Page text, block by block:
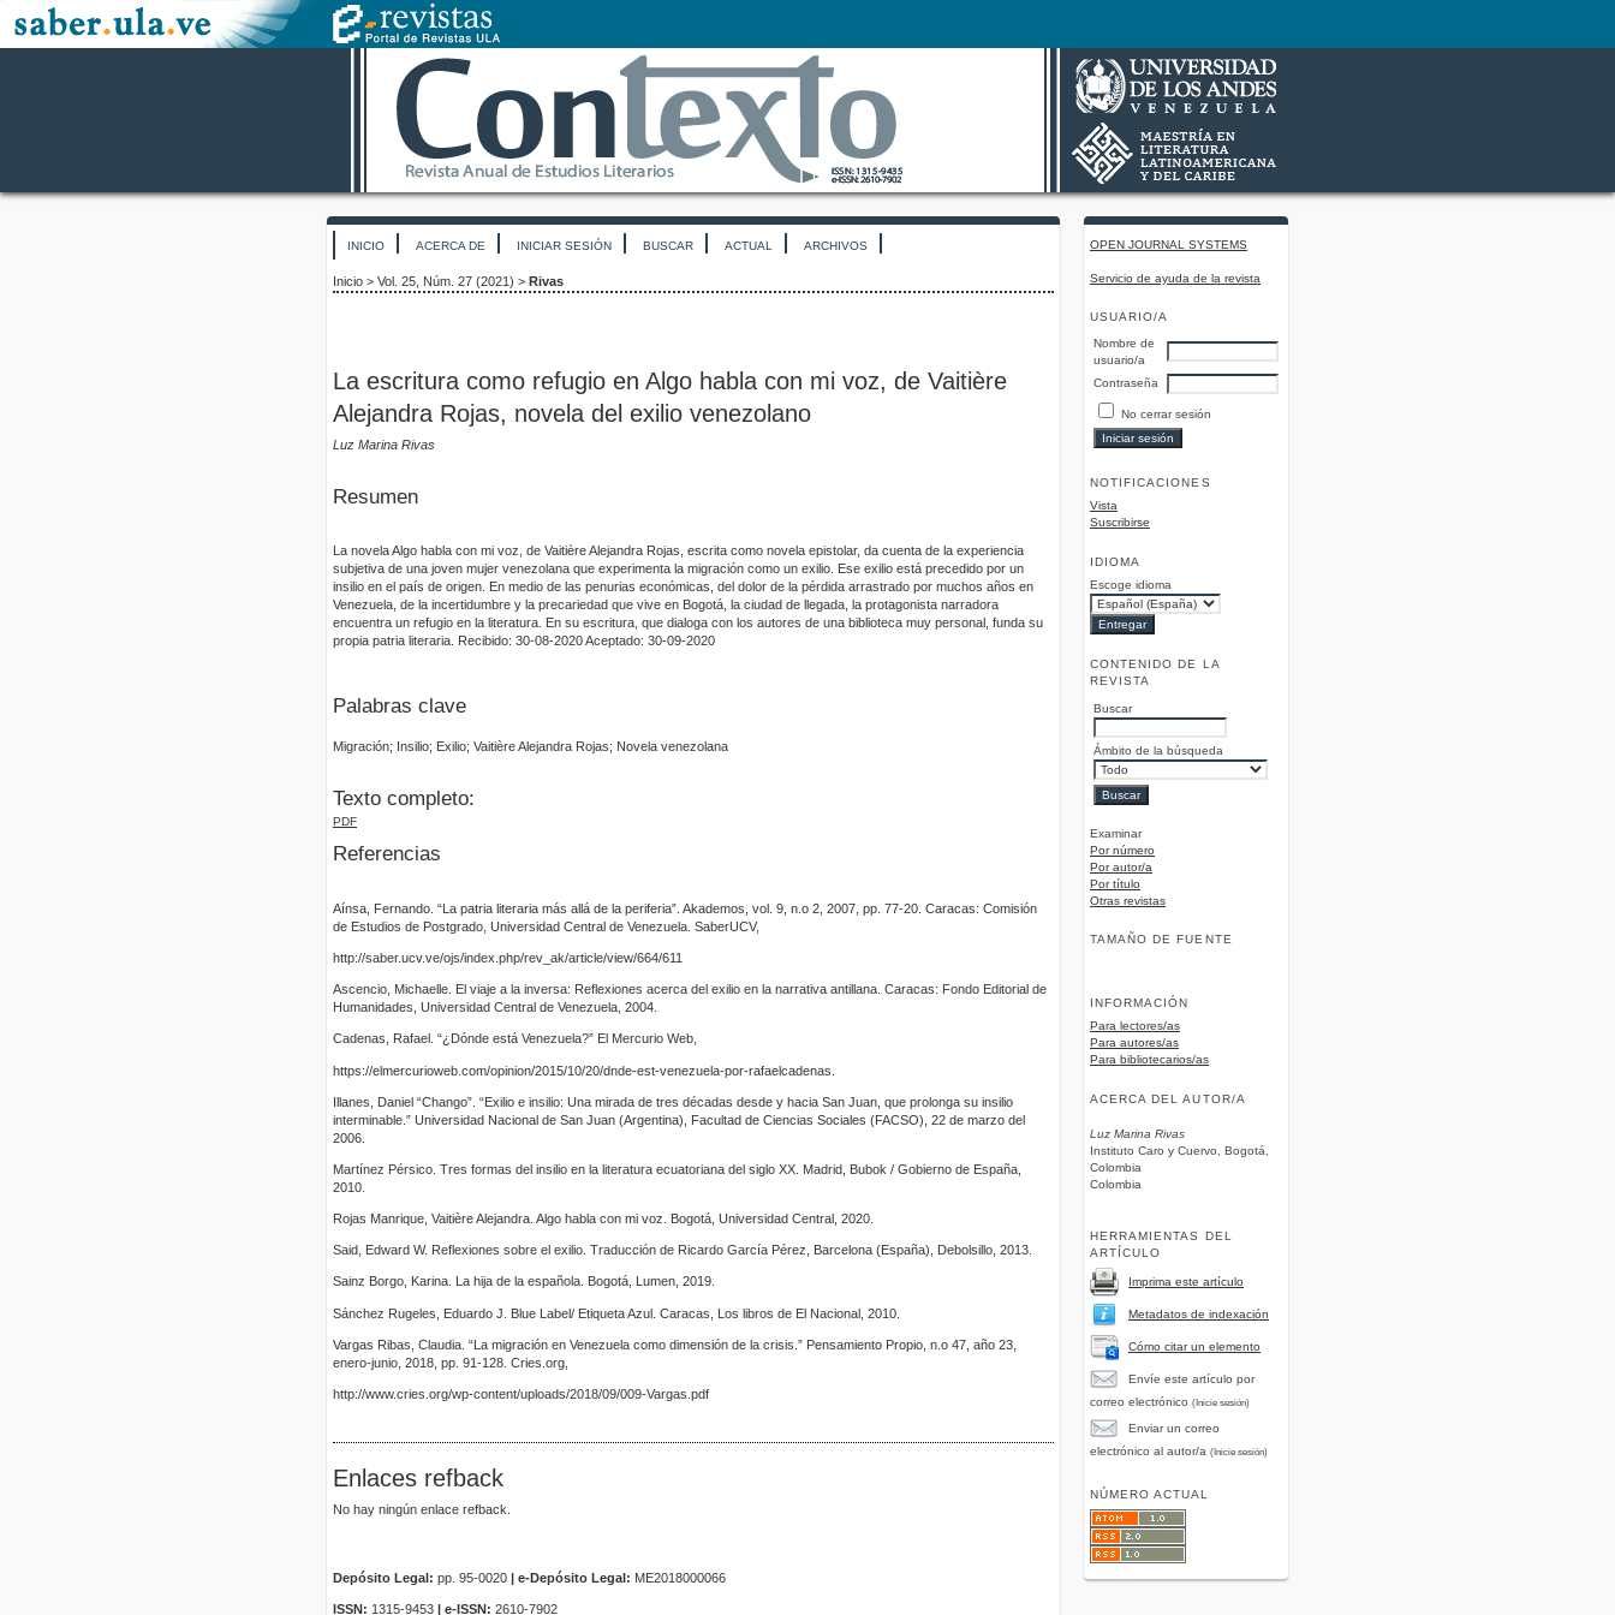
OPEN JOURNAL SYSTEMS
Servicio de ayuda de la revista
USUARIO/A
Nombre de
usuario/a
Contraseña
No cerrar sesión
NOTIFICACIONES
Vista
Suscribirse
IDIOMA
Escoge idioma
CONTENIDO DE LA
REVISTA
Buscar
Ámbito de la búsqueda
Examinar
Por número
Por autor/a
Por título
Otras revistas
TAMAÑO DE FUENTE
INFORMACIÓN
Para lectores/as
Para autores/as
Para bibliotecarios/as
ACERCA DEL AUTOR/A
Luz Marina Rivas
Instituto Caro y Cuervo, Bogotá,
Colombia
Colombia
HERRAMIENTAS DEL
ARTÍCULO
Imprima este artículo
Metadatos de indexación
Cómo citar un elemento
Envíe este artículo por
correo electrónico (Inicie sesión)
Enviar un correo
electrónico al autor/a (Inicie sesión)
NÚMERO ACTUAL
INICIO ACERCA DE INICIAR SESIÓN BUSCAR ACTUAL ARCHIVOS
Inicio > Vol. 25, Núm. 27 (2021) > Rivas
La escritura como refugio en Algo habla con mi voz, de Vaitière
Alejandra Rojas, novela del exilio venezolano
Luz Marina Rivas
Resumen
La novela Algo habla con mi voz, de Vaitière Alejandra Rojas, escrita como novela epistolar, da cuenta de la experiencia
subjetiva de una joven mujer venezolana que experimenta la migración como un exilio. Ese exilio está precedido por un
insilio en el país de origen. En medio de las penurias económicas, del dolor de la pérdida arrastrado por muchos años en
Venezuela, de la incertidumbre y la precariedad que vive en Bogotá, la ciudad de llegada, la protagonista narradora
encuentra un refugio en la literatura. En su escritura, que dialoga con los autores de una biblioteca muy personal, funda su
propia patria literaria. Recibido: 30-08-2020 Aceptado: 30-09-2020
Palabras clave
Migración; Insilio; Exilio; Vaitière Alejandra Rojas; Novela venezolana
Texto completo:
PDF
Referencias
Aínsa, Fernando. “La patria literaria más allá de la periferia”. Akademos, vol. 9, n.o 2, 2007, pp. 77-20. Caracas: Comisión
de Estudios de Postgrado, Universidad Central de Venezuela. SaberUCV,
http://saber.ucv.ve/ojs/index.php/rev_ak/article/view/664/611
Ascencio, Michaelle. El viaje a la inversa: Reflexiones acerca del exilio en la narrativa antillana. Caracas: Fondo Editorial de
Humanidades, Universidad Central de Venezuela, 2004.
Cadenas, Rafael. “¿Dónde está Venezuela?” El Mercurio Web,
https://elmercurioweb.com/opinion/2015/10/20/dnde-est-venezuela-por-rafaelcadenas.
Illanes, Daniel “Chango”. “Exilio e insilio: Una mirada de tres décadas desde y hacia San Juan, que prolonga su insilio
interminable.” Universidad Nacional de San Juan (Argentina), Facultad de Ciencias Sociales (FACSO), 22 de marzo del
2006.
Martínez Pérsico. Tres formas del insilio en la literatura ecuatoriana del siglo XX. Madrid, Bubok / Gobierno de España,
2010.
Rojas Manrique, Vaitière Alejandra. Algo habla con mi voz. Bogotá, Universidad Central, 2020.
Said, Edward W. Reflexiones sobre el exilio. Traducción de Ricardo García Pérez, Barcelona (España), Debolsillo, 2013.
Sainz Borgo, Karina. La hija de la española. Bogotá, Lumen, 2019.
Sánchez Rugeles, Eduardo J. Blue Label/ Etiqueta Azul. Caracas, Los libros de El Nacional, 2010.
Vargas Ribas, Claudia. “La migración en Venezuela como dimensión de la crisis.” Pensamiento Propio, n.o 47, año 23,
enero-junio, 2018, pp. 91-128. Cries.org,
http://www.cries.org/wp-content/uploads/2018/09/009-Vargas.pdf
Enlaces refback
No hay ningún enlace refback.
Depósito Legal: pp. 95-0020 | e-Depósito Legal: ME2018000066
ISSN: 1315-9453 | e-ISSN: 2610-7902